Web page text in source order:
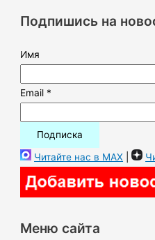
:Подпишись на
Имя
Email *
Читайте нас в MAX |
Меню сайта